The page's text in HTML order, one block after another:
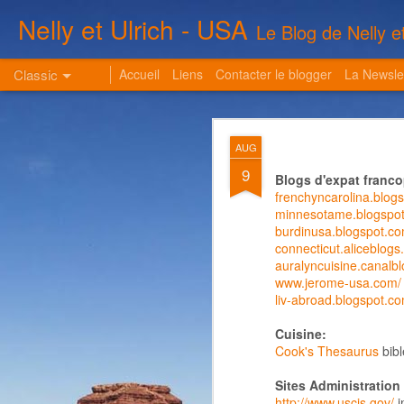
AUG
9
Blogs d'expat
www.jerome-usa.com/
liv-
Cuisine:
Cook's Thesaurus
Sites Administration
Nelly et Ulrich - USA Le Blog de Nelly
Classic Accueil Liens Contacter le blogger La
Interview